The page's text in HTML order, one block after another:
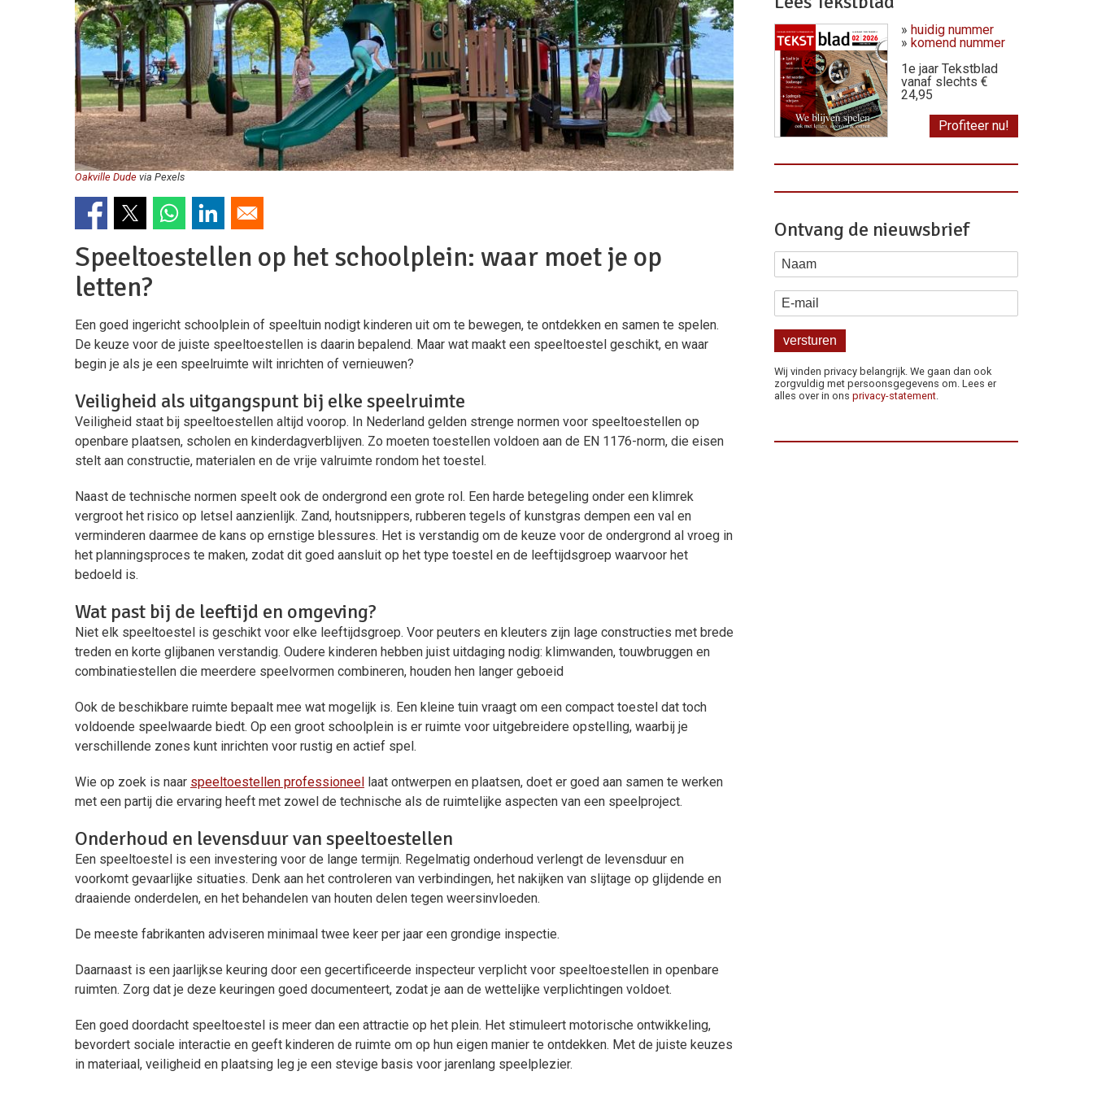
Oakville Dude via Pexels
Speeltoestellen op het schoolplein: waar moet je op
letten?
Een goed ingericht schoolplein of speeltuin nodigt kinderen uit om te bewegen, te ontdekken en samen te spelen.
De keuze voor de juiste speeltoestellen is daarin bepalend. Maar wat maakt een speeltoestel geschikt, en waar
begin je als je een speelruimte wilt inrichten of vernieuwen?
Veiligheid als uitgangspunt bij elke speelruimte
Veiligheid staat bij speeltoestellen altijd voorop. In Nederland gelden strenge normen voor speeltoestellen op
openbare plaatsen, scholen en kinderdagverblijven. Zo moeten toestellen voldoen aan de EN 1176-norm, die eisen
stelt aan constructie, materialen en de vrije valruimte rondom het toestel.
Naast de technische normen speelt ook de ondergrond een grote rol. Een harde betegeling onder een klimrek
vergroot het risico op letsel aanzienlijk. Zand, houtsnippers, rubberen tegels of kunstgras dempen een val en
verminderen daarmee de kans op ernstige blessures. Het is verstandig om de keuze voor de ondergrond al vroeg in
het planningsproces te maken, zodat dit goed aansluit op het type toestel en de leeftijdsgroep waarvoor het
bedoeld is.
Wat past bij de leeftijd en omgeving?
Niet elk speeltoestel is geschikt voor elke leeftijdsgroep. Voor peuters en kleuters zijn lage constructies met brede
treden en korte glijbanen verstandig. Oudere kinderen hebben juist uitdaging nodig: klimwanden, touwbruggen en
combinatiestellen die meerdere speelvormen combineren, houden hen langer geboeid
Ook de beschikbare ruimte bepaalt mee wat mogelijk is. Een kleine tuin vraagt om een compact toestel dat toch
voldoende speelwaarde biedt. Op een groot schoolplein is er ruimte voor uitgebreidere opstelling, waarbij je
verschillende zones kunt inrichten voor rustig en actief spel.
Wie op zoek is naar speeltoestellen professioneel laat ontwerpen en plaatsen, doet er goed aan samen te werken
met een partij die ervaring heeft met zowel de technische als de ruimtelijke aspecten van een speelproject.
Onderhoud en levensduur van speeltoestellen
Een speeltoestel is een investering voor de lange termijn. Regelmatig onderhoud verlengt de levensduur en
voorkomt gevaarlijke situaties. Denk aan het controleren van verbindingen, het nakijken van slijtage op glijdende en
draaiende onderdelen, en het behandelen van houten delen tegen weersinvloeden.
De meeste fabrikanten adviseren minimaal twee keer per jaar een grondige inspectie.
Daarnaast is een jaarlijkse keuring door een gecertificeerde inspecteur verplicht voor speeltoestellen in openbare
ruimten. Zorg dat je deze keuringen goed documenteert, zodat je aan de wettelijke verplichtingen voldoet.
Een goed doordacht speeltoestel is meer dan een attractie op het plein. Het stimuleert motorische ontwikkeling,
bevordert sociale interactie en geeft kinderen de ruimte om op hun eigen manier te ontdekken. Met de juiste keuzes
in materiaal, veiligheid en plaatsing leg je een stevige basis voor jarenlang speelplezier.
» huidig nummer
» komend nummer
1e jaar Tekstblad
vanaf slechts €
24,95
Profiteer nu!
Ontvang de nieuwsbrief
Naam
E-mail
Wij vinden privacy belangrijk. We gaan dan ook
zorgvuldig met persoonsgegevens om. Lees er
alles over in ons privacy-statement